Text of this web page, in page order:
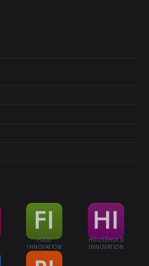
FOOD
INNOVATION
HOUSEHOLD
INNOVATION